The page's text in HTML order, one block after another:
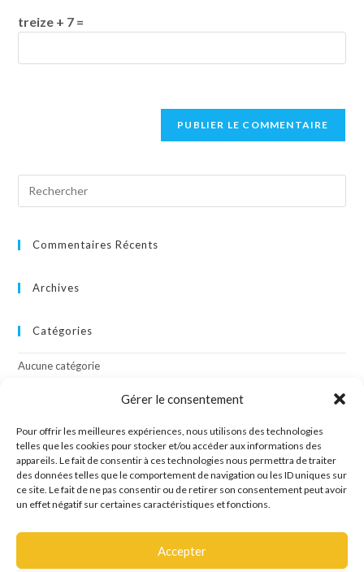
Gérer le consentement
Pour offrir les meilleures expériences, nous utilisons des technologies
telles que les cookies pour stocker et/ou accéder aux informations des
appareils. Le fait de consentir à ces technologies nous permettra de traiter
des données telles que le comportement de navigation ou les ID uniques sur
ce site. Le fait de ne pas consentir ou de retirer son consentement peut avoir
un effet négatif sur certaines caractéristiques et fonctions.
Accepter
treize + 7 =
Commentaires Récents
Archives
Catégories
Aucune catégorie
Connexion
Flux des publications
Flux des commentaires
Site de WordPress-FR